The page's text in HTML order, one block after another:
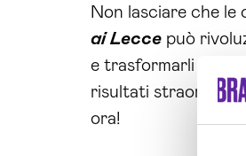
Non lasciare che
ai Lecce può
e trasformarli in
risultati straordinari
ora!